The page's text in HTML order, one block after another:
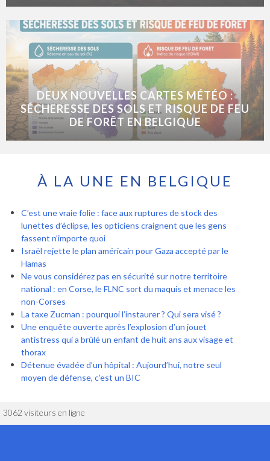
DEUX NOUVELLES CARTES MÉTÉO :
SÉCHERESSE DES SOLS ET RISQUE DE FEU
DE FORÊT EN BELGIQUE
À LA UNE EN BELGIQUE
C’est une vraie folie : face aux ruptures de stock des
lunettes d’éclipse, les opticiens craignent que les gens
fassent n’importe quoi
Israël rejette le plan américain pour Gaza accepté par le
Hamas
Ne vous considérez pas en sécurité sur notre territoire
national : en Corse, le FLNC sort du maquis et menace les
non-Corses
La taxe Zucman : pourquoi l’instaurer ? Qui sera visé ?
Une enquête ouverte après l’explosion d’un jouet
antistress qui a brûlé un enfant de huit ans aux visage et
thorax
Détenue évadée d’un hôpital : Aujourd’hui, notre seul
moyen de défense, c’est un BIC
3062 visiteurs en ligne